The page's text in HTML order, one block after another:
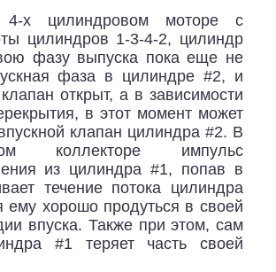
х цилиндровом моторе с
цилиндров 1-3-4-2, цилиндр
фазу выпуска пока еще не
фаза в цилиндре #2, и
открыт, а в зависимости
в этот момент может
клапан цилиндра #2. В
коллекторе импульс
из цилиндра #1, попав в
течение потока цилиндра
ему хорошо продуться в своей
впуска. Также при этом, сам
#1 теряет часть своей